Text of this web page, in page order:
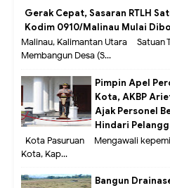
Gerak Cepat, Sasaran RTLH
Kodim 0910/Malinau Mulai
Malinau, Kalimantan Utara – Satuan
Membangun Desa (S...
Pimpin Apel
Kota, AKBP
Ajak Personel
Hindari
Kota Pasuruan – Mengawali
Kota, Kap...
Bangun